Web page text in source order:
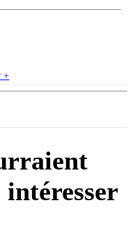
+
intéresser